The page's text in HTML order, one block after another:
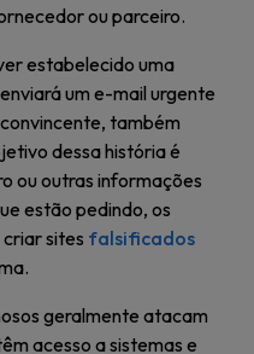
ou parceiro.
estabelecido uma
um e-mail urgente
também
dessa história é
ou outras informações
estão pedindo, os
sites falsificados
geralmente atacam
acesso a sistemas e